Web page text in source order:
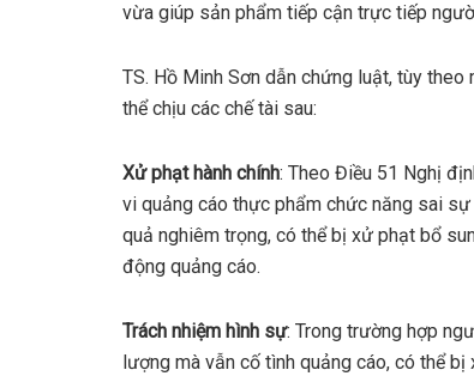
vừa giúp sản phẩm tiếp cận trực tiếp
TS. Hồ Minh Sơn dẫn chứng luật, tùy
thể chịu các chế tài sau:
Xử phạt hành chính: Theo Điều 51 Nghị
vi quảng cáo thực phẩm chức năng sai
quả nghiêm trọng, có thể bị xử phạt bổ
động quảng cáo.
Trách nhiệm hình sự: Trong trường hợp
lượng mà vẫn cố tình quảng cáo, có thể